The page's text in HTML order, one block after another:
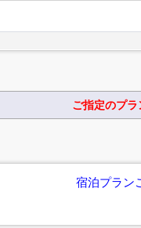
ご指定のプラ
宿泊プラン